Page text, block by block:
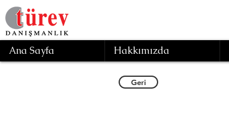
Ana Sayfa Hakkımızda
Geri